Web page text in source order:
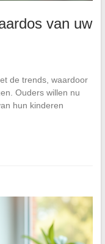
van uw
de trends, waardoor
Ouders willen nu
hun kinderen